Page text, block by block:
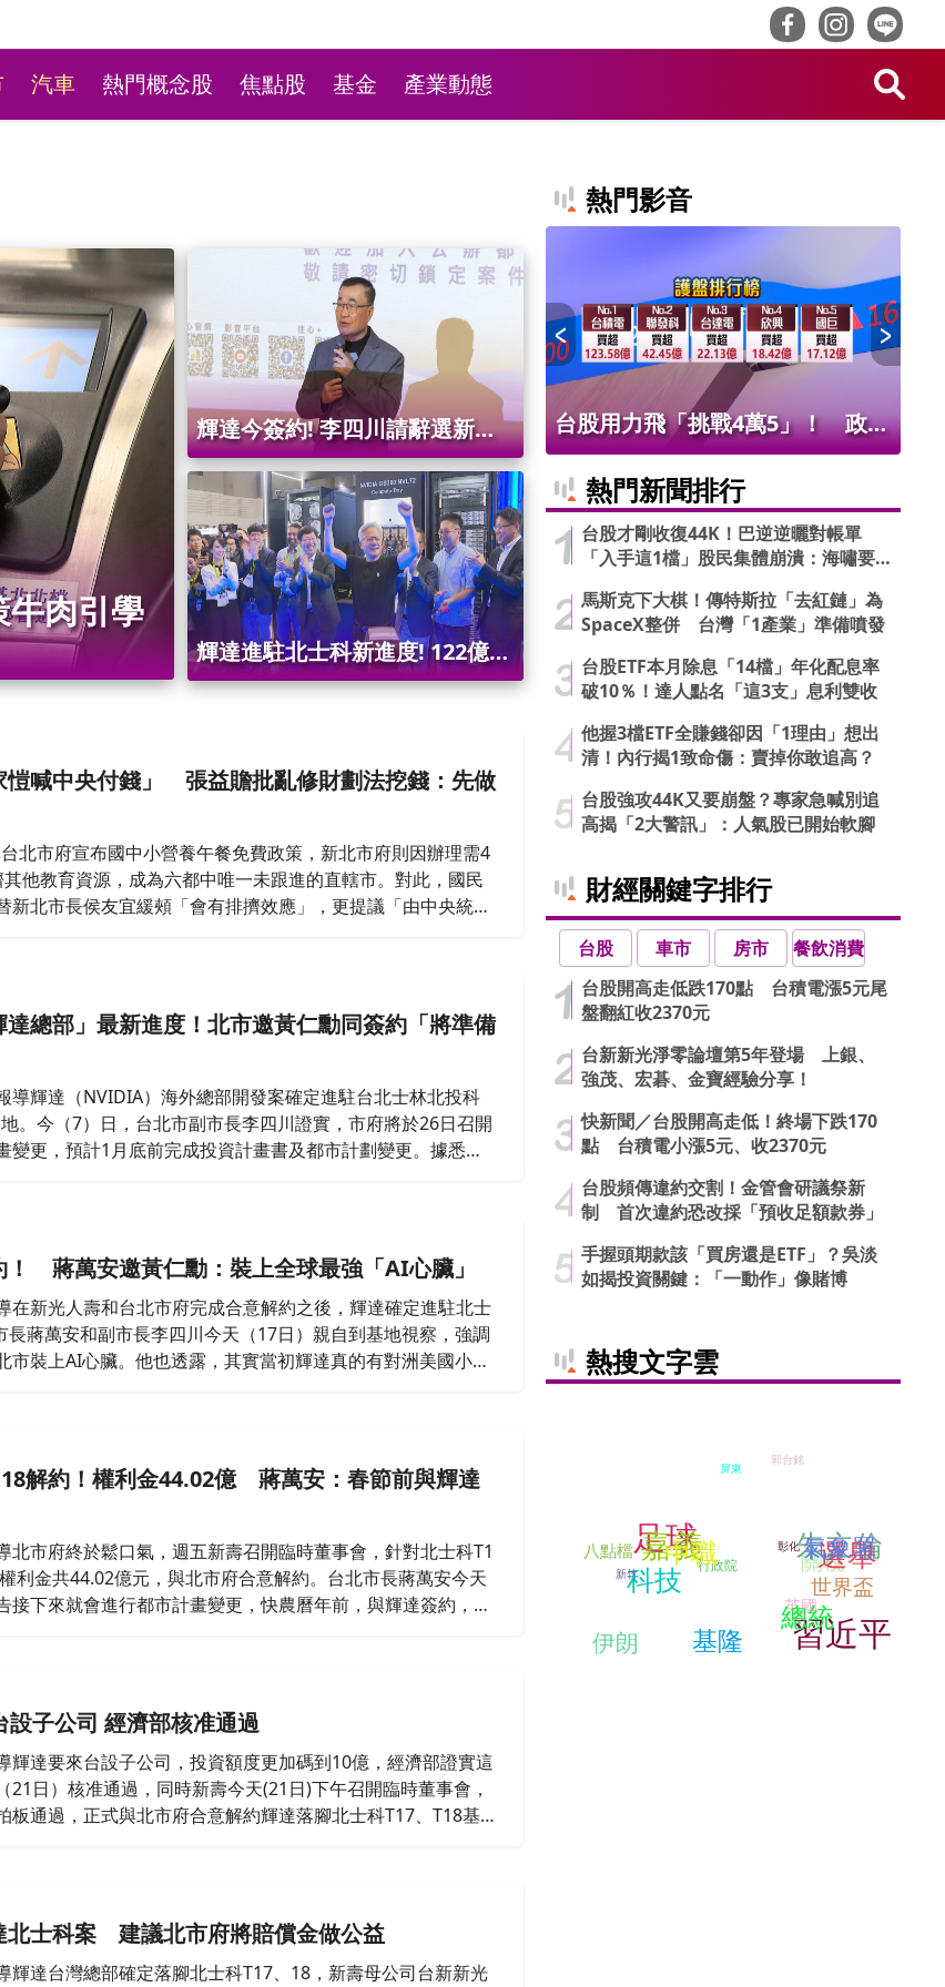
汽車 熱門概念股 焦點股 基金 產業動態
牛肉引學
輝達今簽約! 李四川請辭選新北?
藍小雞透露已"認母雞"
輝達進駐北士科新進度! 122億議
價完成 最快2/11簽約
愷喊中央付錢」 張益贍批亂修財劃法挖錢：先做
北市府宣布國中小營養午餐免費政策，新北市府則因辦理需4
他教育資源，成為六都中唯一未跟進的直轄市。對此，國民
新北市長侯友宜緩頰「會有排擠效應」，更提議「由中央統一
總部」最新進度！北市邀黃仁勳同簽約「將準備
導輝達（NVIDIA）海外總部開發案確定進駐台北士林北投科
。今（7）日，台北市副市長李四川證實，市府將於26日召開
變更，預計1月底前完成投資計畫書及都市計劃變更。據悉，
！ 蔣萬安邀黃仁勳：裝上全球最強「AI心臟」
在新光人壽和台北市府完成合意解約之後，輝達確定進駐北士
長蔣萬安和副市長李四川今天（17日）親自到基地視察，強調
市裝上AI心臟。他也透露，其實當初輝達真的有對洲美國小預
解約！權利金44.02億 蔣萬安：春節前與輝達
北市府終於鬆口氣，週五新壽召開臨時董事會，針對北士科T1
利金共44.02億元，與北市府合意解約。台北市長蔣萬安今天
接下來就會進行都市計畫變更，快農曆年前，與輝達簽約，目
設子公司 經濟部核准通過
輝達要來台設子公司，投資額度更加碼到10億，經濟部證實這
21日）核准通過，同時新壽今天(21日)下午召開臨時董事會，
板通過，正式與北市府合意解約輝達落腳北士科T17、T18基
北士科案 建議北市府將賠償金做公益
輝達台灣總部確定落腳北士科T17、18，新壽母公司台新新光
熱門影音
新莊粉條冰店9月將歇業！ 老饕
不捨盼「新莊陳意涵」接班
台股用力飛「挑戰4萬5」！ 政府
熱門新聞排行
台股才剛收復44K！巴逆逆曬對帳單
「入手這1檔」股民集體崩潰：海嘯要
馬斯克下大棋！傳特斯拉「去紅鏈」為
SpaceX整併 台灣「1產業」準備噴發
台股ETF本月除息「14檔」年化配息率
破10％！達人點名「這3支」息利雙收
他握3檔ETF全賺錢卻因「1理由」想出
清！內行揭1致命傷：賣掉你敢追高？
台股強攻44K又要崩盤？專家急喊別追
高揭「2大警訊」：人氣股已開始軟腳
財經關鍵字排行
台股 車市 房市
餐飲消費
台股開高走低跌170點 台積電漲5元尾
盤翻紅收2370元
台新新光淨零論壇第5年登場 上銀、
強茂、宏碁、金寶經驗分享！
快新聞／台股開高走低！終場下跌170
點 台積電小漲5元、收2370元
台股頻傳違約交割！金管會研議祭新
制 首次違約恐改採「預收足額款券」
手握頭期款該「買房還是ETF」？吳淡
如揭投資關鍵：「一動作」像賭博
熱搜文字雲
郭台銘
屏東
彰化
基隆
關稅
行政院
伊朗
朱立倫
足球
八點檔
習近平
英國
世界盃
選舉
氣象署
嘉義
科技
新竹
總統
中職